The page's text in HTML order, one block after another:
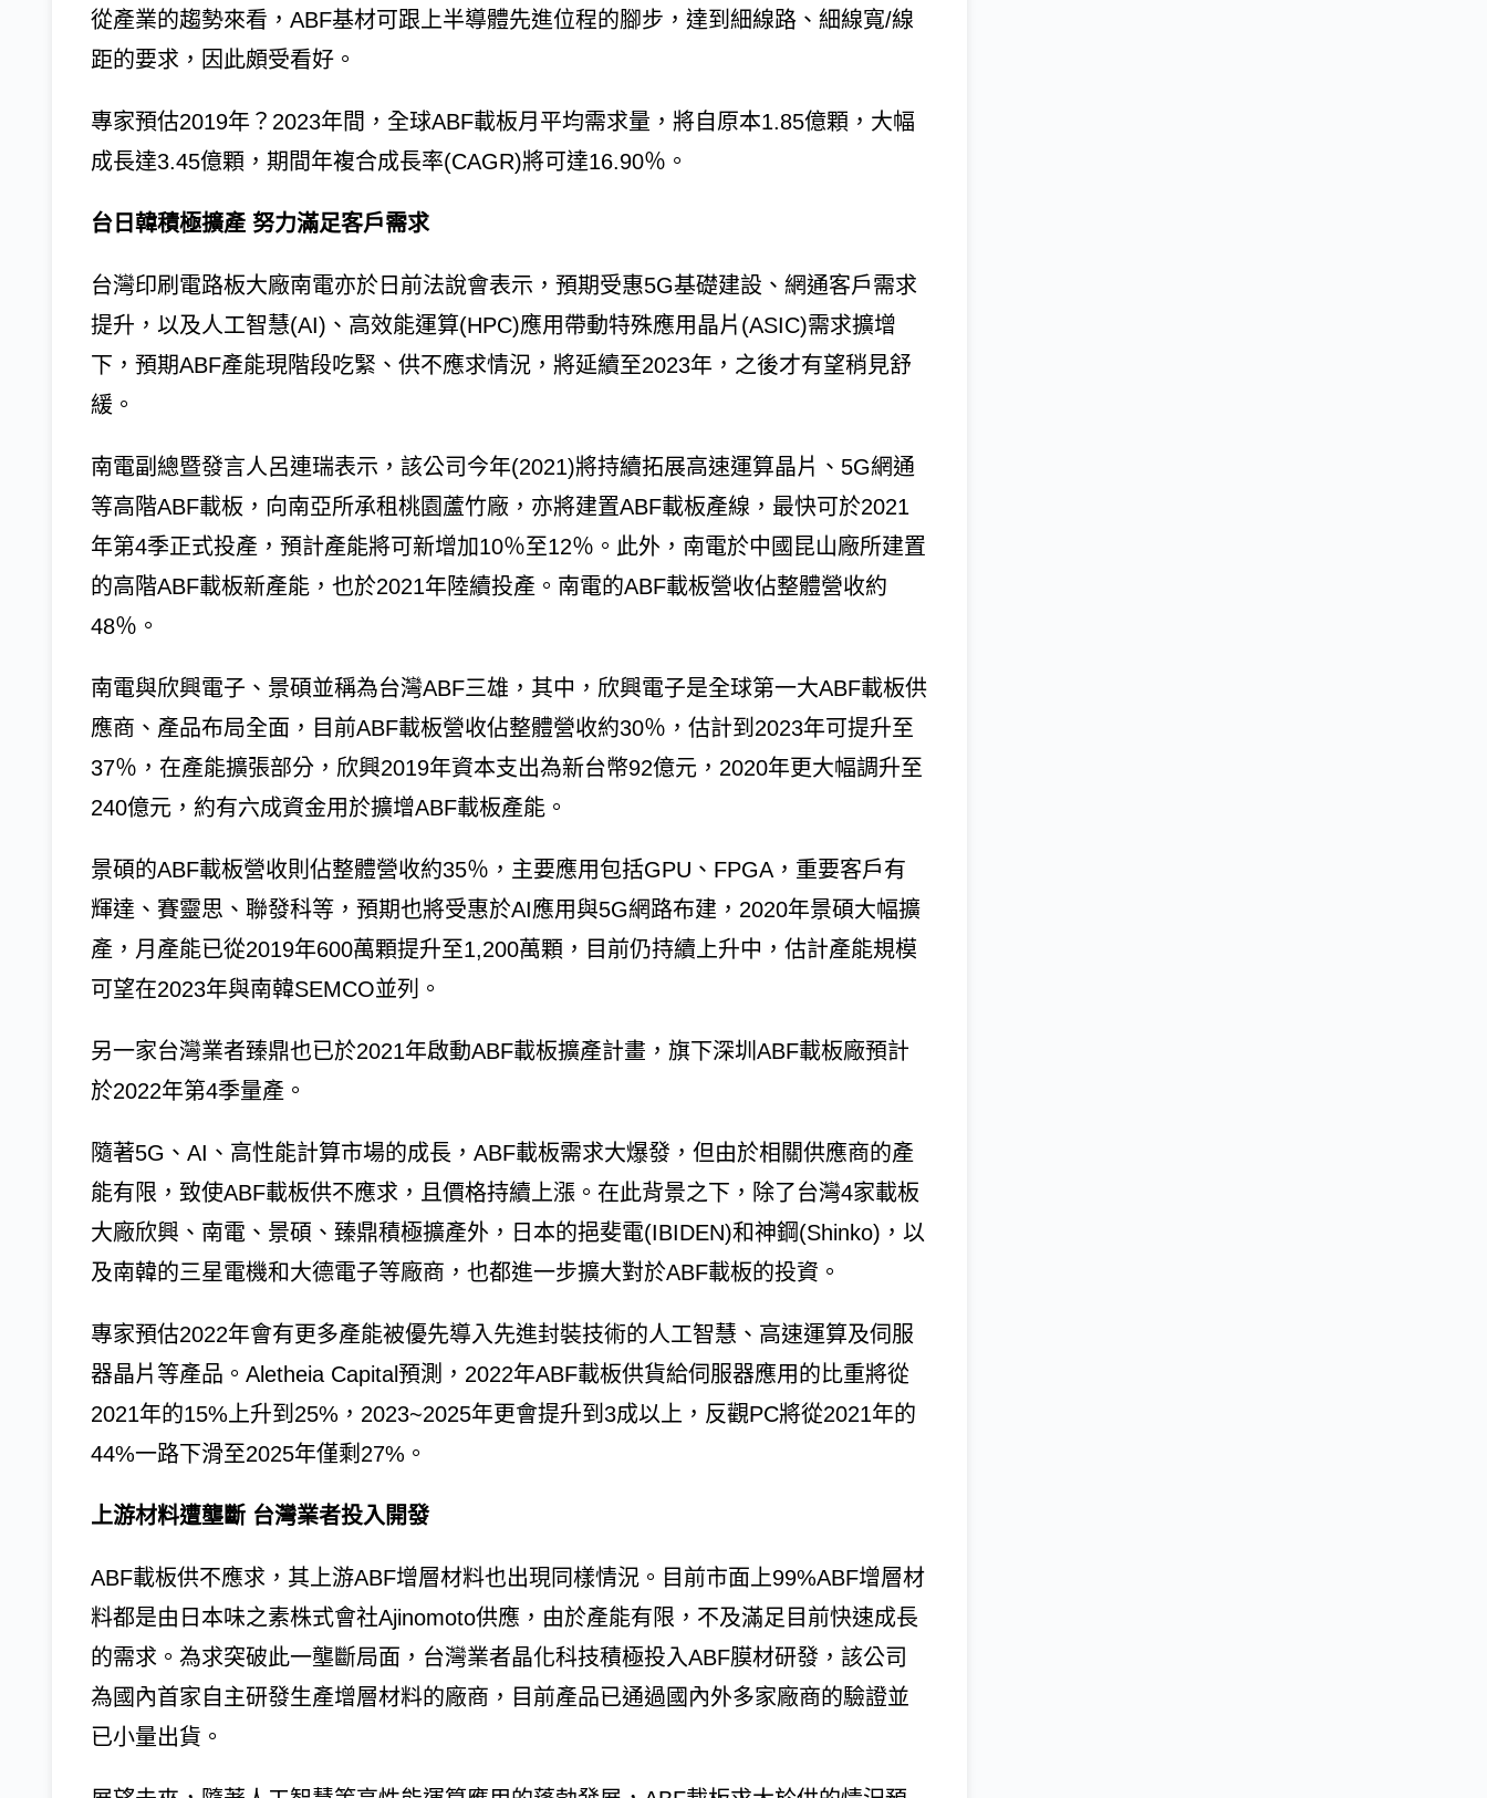
從產業的趨勢來看，ABF基材可跟上半導體先進位程的腳步，達到細線路、細線寬/線
距的要求，因此頗受看好。
專家預估2019年？2023年間，全球ABF載板月平均需求量，將自原本1.85億顆，大幅
成長達3.45億顆，期間年複合成長率(CAGR)將可達16.90％。
台日韓積極擴產 努力滿足客戶需求
台灣印刷電路板大廠南電亦於日前法說會表示，預期受惠5G基礎建設、網通客戶需求
提升，以及人工智慧(AI)、高效能運算(HPC)應用帶動特殊應用晶片(ASIC)需求擴增
下，預期ABF產能現階段吃緊、供不應求情況，將延續至2023年，之後才有望稍見舒
緩。
南電副總暨發言人呂連瑞表示，該公司今年(2021)將持續拓展高速運算晶片、5G網通
等高階ABF載板，向南亞所承租桃園蘆竹廠，亦將建置ABF載板產線，最快可於2021
年第4季正式投產，預計產能將可新增加10％至12％。此外，南電於中國昆山廠所建置
的高階ABF載板新產能，也於2021年陸續投產。南電的ABF載板營收佔整體營收約
48％。
南電與欣興電子、景碩並稱為台灣ABF三雄，其中，欣興電子是全球第一大ABF載板供
應商、產品布局全面，目前ABF載板營收佔整體營收約30％，估計到2023年可提升至
37％，在產能擴張部分，欣興2019年資本支出為新台幣92億元，2020年更大幅調升至
240億元，約有六成資金用於擴增ABF載板產能。
景碩的ABF載板營收則佔整體營收約35％，主要應用包括GPU、FPGA，重要客戶有
輝達、賽靈思、聯發科等，預期也將受惠於AI應用與5G網路布建，2020年景碩大幅擴
產，月產能已從2019年600萬顆提升至1,200萬顆，目前仍持續上升中，估計產能規模
可望在2023年與南韓SEMCO並列。
另一家台灣業者臻鼎也已於2021年啟動ABF載板擴產計畫，旗下深圳ABF載板廠預計
於2022年第4季量產。
隨著5G、AI、高性能計算市場的成長，ABF載板需求大爆發，但由於相關供應商的產
能有限，致使ABF載板供不應求，且價格持續上漲。在此背景之下，除了台灣4家載板
大廠欣興、南電、景碩、臻鼎積極擴產外，日本的挹斐電(IBIDEN)和神鋼(Shinko)，以
及南韓的三星電機和大德電子等廠商，也都進一步擴大對於ABF載板的投資。
專家預估2022年會有更多產能被優先導入先進封裝技術的人工智慧、高速運算及伺服
器晶片等產品。Aletheia Capital預測，2022年ABF載板供貨給伺服器應用的比重將從
2021年的15%上升到25%，2023~2025年更會提升到3成以上，反觀PC將從2021年的
44%一路下滑至2025年僅剩27%。
上游材料遭壟斷 台灣業者投入開發
ABF載板供不應求，其上游ABF增層材料也出現同樣情況。目前市面上99%ABF增層材
料都是由日本味之素株式會社Ajinomoto供應，由於產能有限，不及滿足目前快速成長
的需求。為求突破此一壟斷局面，台灣業者晶化科技積極投入ABF膜材研發，該公司
為國內首家自主研發生產增層材料的廠商，目前產品已通過國內外多家廠商的驗證並
已小量出貨。